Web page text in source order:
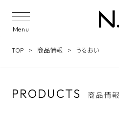
Menu
TOP 商品情報 うるおい
PRODUCTS 商品情報